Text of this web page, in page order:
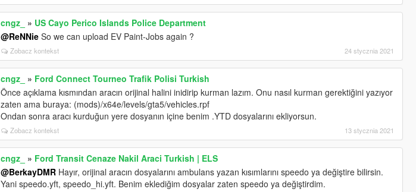
cngz_ » US Cayo Perico Islands Police Department
@ReNNie So we can upload EV Paint-Jobs again ?
Zobacz kontekst 24 stycznia 2021
cngz_ » Ford Connect Tourneo Trafik Polisi Turkish
Önce açıklama kısmından aracın orijinal halini inidirip kurman lazım. Onu nasıl kurman gerektiğini yazıyor
zaten ama buraya: (mods)/x64e/levels/gta5/vehicles.rpf
Ondan sonra aracı kurduğun yere dosyanın içine benim .YTD dosyalarını ekliyorsun.
Zobacz kontekst 13 stycznia 2021
cngz_ » Ford Transit Cenaze Nakil Araci Turkish | ELS
@BerkayDMR Hayır, orijinal aracın dosyalarını ambulans yazan kısımlarını speedo ya değiştire bilirsin.
Yani speedo.yft, speedo_hi.yft. Benim eklediğim dosyalar zaten speedo ya değiştirdim.